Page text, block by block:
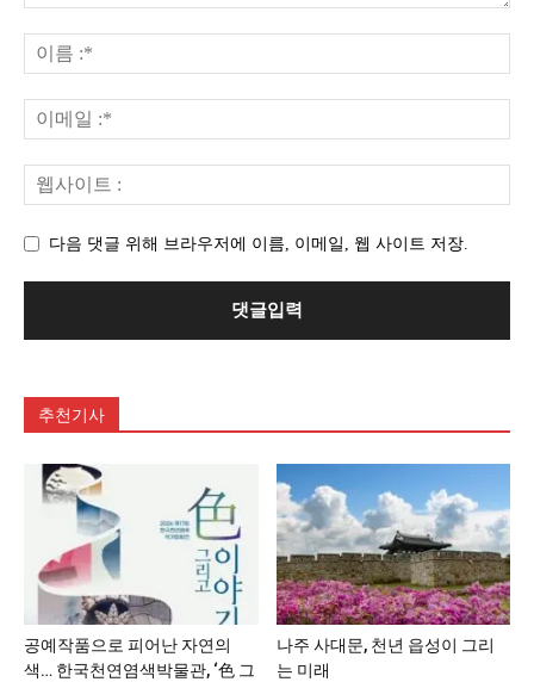
다음 댓글 위해 브라우저에 이름, 이메일, 웹 사이트 저장.
추천기사
공예작품으로 피어난 자연의
색… 한국천연염색박물관, ‘色 그
나주 사대문, 천년 읍성이 그리
는 미래